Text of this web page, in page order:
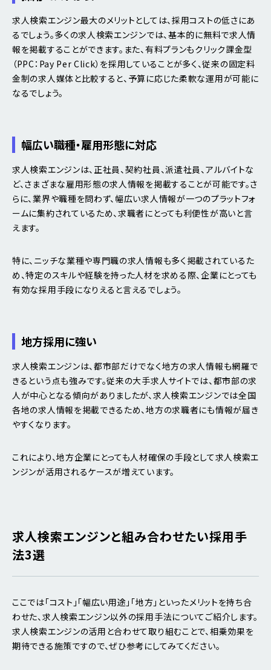
求人検索エンジン最大のメリットとしては、採用コストの低さにあ
るでしょう。多くの求人検索エンジンでは、基本的に無料で求人情
報を掲載することができます。また、有料プランもクリック課金型
（PPC：Pay Per Click）を採用していることが多く、従来の固定料
金制の求人媒体と比較すると、予算に応じた柔軟な運用が可能に
なるでしょう。
幅広い職種・雇用形態に対応
求人検索エンジンは、正社員、契約社員、派遣社員、アルバイトな
ど、さまざまな雇用形態の求人情報を掲載することが可能です。さ
らに、業界や職種を問わず、幅広い求人情報が一つのプラットフォ
ームに集約されているため、求職者にとっても利便性が高いと言
えます。
特に、ニッチな業種や専門職の求人情報も多く掲載されているた
め、特定のスキルや経験を持った人材を求める際、企業にとっても
有効な採用手段になりえると言えるでしょう。
地方採用に強い
求人検索エンジンは、都市部だけでなく地方の求人情報も網羅で
きるという点も強みです。従来の大手求人サイトでは、都市部の求
人が中心となる傾向がありましたが、求人検索エンジンでは全国
各地の求人情報を掲載できるため、地方の求職者にも情報が届き
やすくなります。
これにより、地方企業にとっても人材確保の手段として求人検索エ
ンジンが活用されるケースが増えています。
求人検索エンジンと組み合わせたい採用手
法3選
ここでは「コスト」「幅広い用途」「地方」といったメリットを持ち合
わせた、求人検索エンジン以外の採用手法についてご紹介します。
求人検索エンジンの活用と合わせて取り組むことで、相乗効果を
期待できる施策ですので、ぜひ参考にしてみてください。